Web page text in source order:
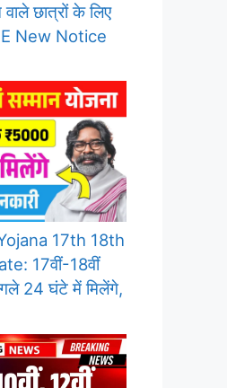
वाले छात्रों के लिए
New Notice
17th 18th
17वीं-18वीं
24 घंटे में मिलेंगे,